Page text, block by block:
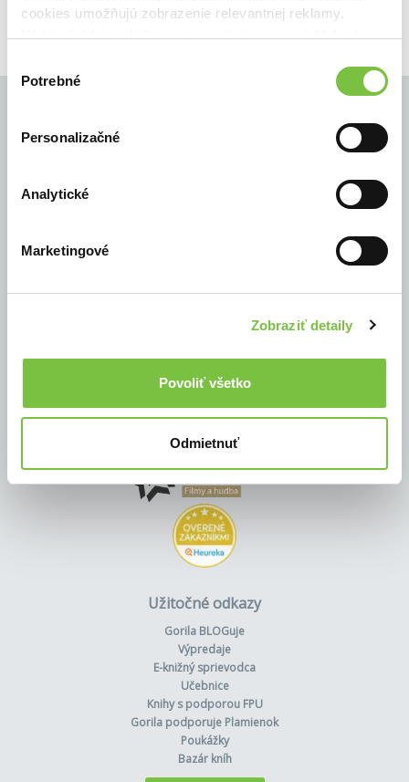
cookies umožňujú zobrazenie relevantnej reklamy.
Niektoré údaje zdieľame aj s tretími stranami. Veľmi by
cookies.
súhlasu
Potrebné
Personalizačné
Analytické
Marketingové
Zobraziť detaily
Povoliť všetko
Odmietnuť
Užitočné odkazy
Gorila BLOGuje
Výpredaje
E-knižný sprievodca
Učebnice
Knihy s podporou FPU
Gorila podporuje Plamienok
Poukážky
Bazár kníh